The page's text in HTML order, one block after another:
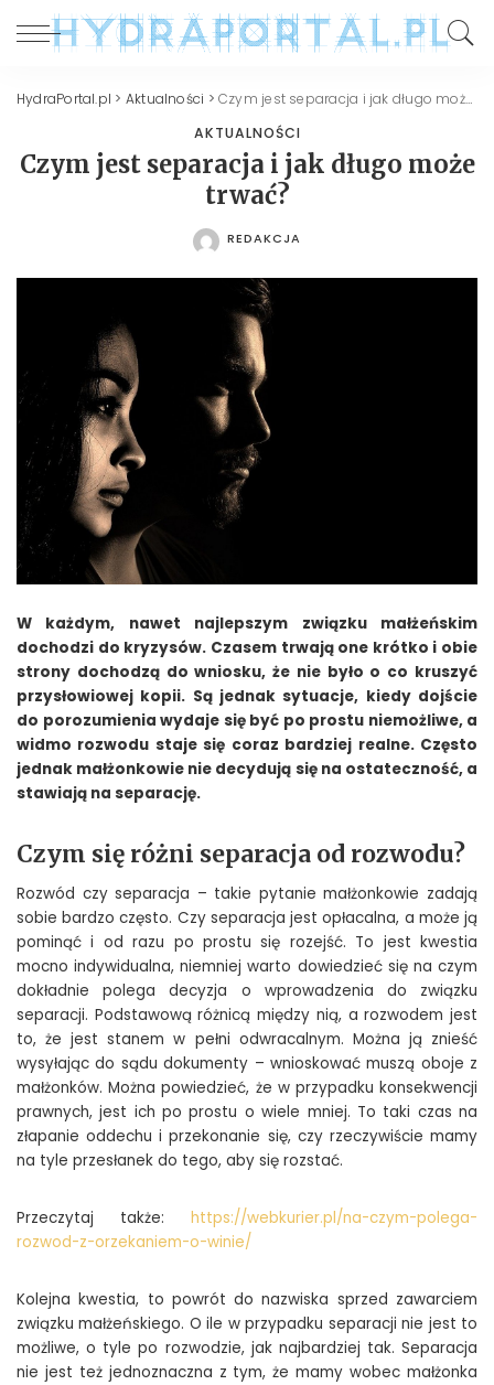
HydraPortal.pl > Aktualności >Czym jest separacja i jak długo może trwać?
AKTUALNOŚCI
Czym jest separacja i jak długo może
trwać?
POSTED
REDAKCJA
W każdym, nawet najlepszym związku małżeńskim
dochodzi do kryzysów. Czasem trwają one krótko i obie
strony dochodzą do wniosku, że nie było o co kruszyć
przysłowiowej kopii. Są jednak sytuacje, kiedy dojście
do porozumienia wydaje się być po prostu niemożliwe, a
widmo rozwodu staje się coraz bardziej realne. Często
jednak małżonkowie nie decydują się na ostateczność, a
stawiają na separację.
Czym się różni separacja od rozwodu?
Rozwód czy separacja – takie pytanie małżonkowie zadają
sobie bardzo często. Czy separacja jest opłacalna, a może ją
pominąć i od razu po prostu się rozejść. To jest kwestia
mocno indywidualna, niemniej warto dowiedzieć się na czym
dokładnie polega decyzja o wprowadzenia do związku
separacji. Podstawową różnicą między nią, a rozwodem jest
to, że jest stanem w pełni odwracalnym. Można ją znieść
wysyłając do sądu dokumenty – wnioskować muszą oboje z
małżonków. Można powiedzieć, że w przypadku konsekwencji
prawnych, jest ich po prostu o wiele mniej. To taki czas na
złapanie oddechu i przekonanie się, czy rzeczywiście mamy
na tyle przesłanek do tego, aby się rozstać.
Przeczytaj także: https://webkurier.pl/na-czym-polega-
rozwod-z-orzekaniem-o-winie/
Kolejna kwestia, to powrót do nazwiska sprzed zawarciem
związku małżeńskiego. O ile w przypadku separacji nie jest to
możliwe, o tyle po rozwodzie, jak najbardziej tak. Separacja
nie jest też jednoznaczna z tym, że mamy wobec małżonka